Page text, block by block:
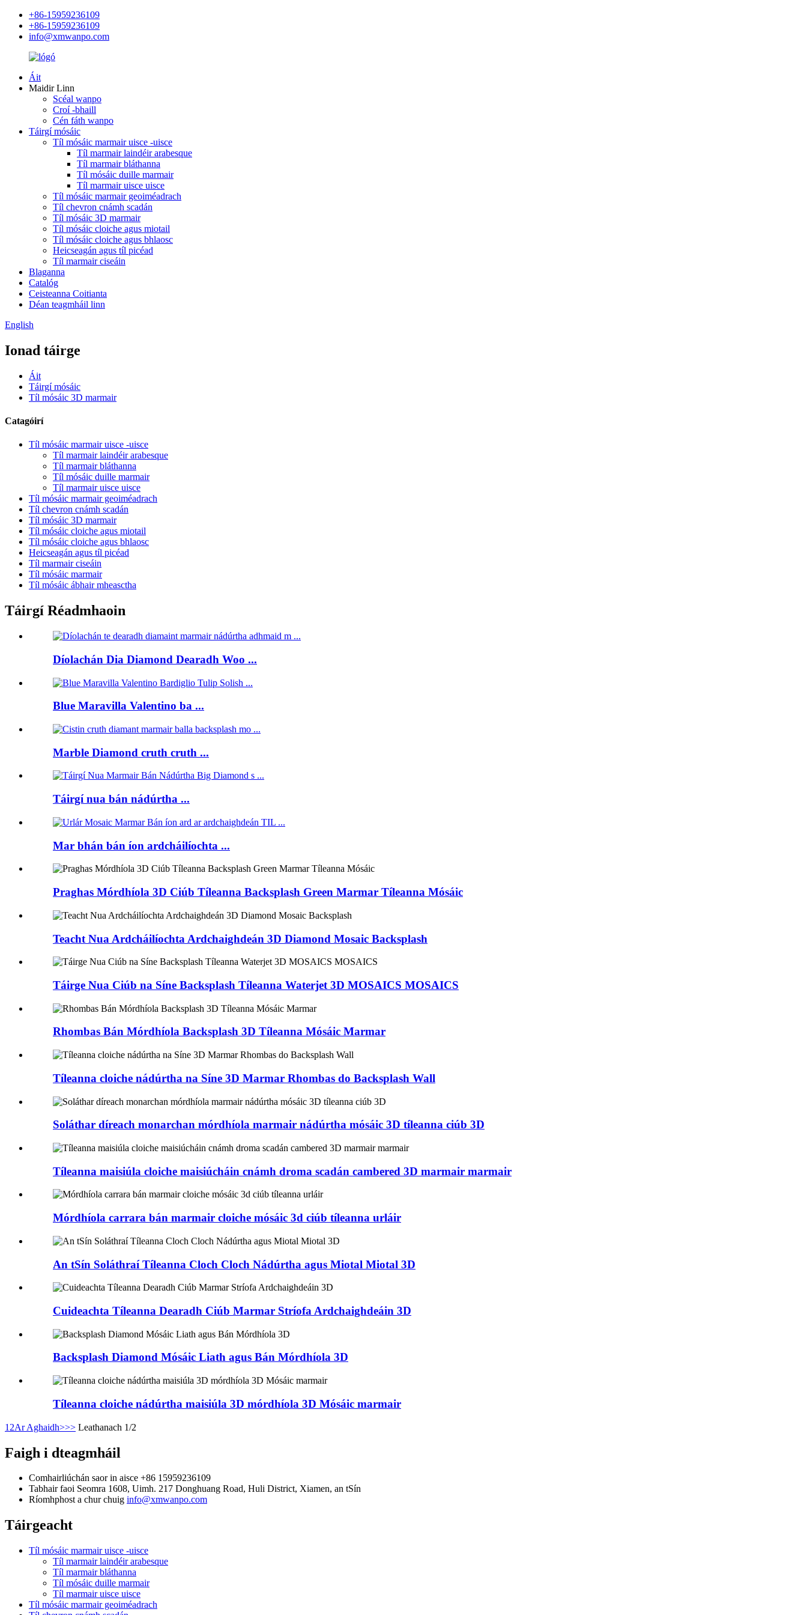
+86-15959236109
+86-15959236109
info@xmwanpo.com
Áit
Maidir Linn
Scéal wanpo
Croí -bhaill
Cén fáth wanpo
Táirgí mósáic
Tíl mósáic marmair uisce -uisce
Tíl marmair laindéir arabesque
Tíl marmair bláthanna
Tíl mósáic duille marmair
Tíl marmair uisce uisce
Tíl mósáic marmair geoiméadrach
Tíl chevron cnámh scadán
Tíl mósáic 3D marmair
Tíl mósáic cloiche agus miotail
Tíl mósáic cloiche agus bhlaosc
Heicseagán agus tíl picéad
Tíl marmair ciseáin
Blaganna
Catalóg
Ceisteanna Coitianta
Déan teagmháil linn
English
Ionad táirge
Áit
Táirgí mósáic
Tíl mósáic 3D marmair
Catagóirí
Tíl mósáic marmair uisce -uisce
Tíl marmair laindéir arabesque
Tíl marmair bláthanna
Tíl mósáic duille marmair
Tíl marmair uisce uisce
Tíl mósáic marmair geoiméadrach
Tíl chevron cnámh scadán
Tíl mósáic 3D marmair
Tíl mósáic cloiche agus miotail
Tíl mósáic cloiche agus bhlaosc
Heicseagán agus tíl picéad
Tíl marmair ciseáin
Tíl mósáic marmair
Tíl mósáic ábhair mheasctha
Táirgí Réadmhaoin
Díolachán Dia Diamond Dearadh Woo ...
Blue Maravilla Valentino ba ...
Marble Diamond cruth cruth ...
Táirgí nua bán nádúrtha ...
Mar bhán bán íon ardcháilíochta ...
Praghas Mórdhíola 3D Ciúb Tíleanna Backsplash Green Marmar Tíleanna Mósáic
Teacht Nua Ardcháilíochta Ardchaighdeán 3D Diamond Mosaic Backsplash
Táirge Nua Ciúb na Síne Backsplash Tíleanna Waterjet 3D MOSAICS MOSAICS
Rhombas Bán Mórdhíola Backsplash 3D Tíleanna Mósáic Marmar
Tíleanna cloiche nádúrtha na Síne 3D Marmar Rhombas do Backsplash Wall
Soláthar díreach monarchan mórdhíola marmair nádúrtha mósáic 3D tíleanna ciúb 3D
Tíleanna maisiúla cloiche maisiúcháin cnámh droma scadán cambered 3D marmair marmair
Mórdhíola carrara bán marmair cloiche mósáic 3d ciúb tíleanna urláir
An tSín Soláthraí Tíleanna Cloch Cloch Nádúrtha agus Miotal Miotal 3D
Cuideachta Tíleanna Dearadh Ciúb Marmar Stríofa Ardchaighdeáin 3D
Backsplash Diamond Mósáic Liath agus Bán Mórdhíola 3D
Tíleanna cloiche nádúrtha maisiúla 3D mórdhíola 3D Mósáic marmair
1 2Ar Aghaidh>>> Leathanach 1/2
Faigh i dteagmháil
Comhairliúchán saor in aisce +86 15959236109
Tabhair faoi Seomra 1608, Uimh. 217 Donghuang Road, Huli District, Xiamen, an tSín
Ríomhphost a chur chuig info@xmwanpo.com
Táirgeacht
Tíl mósáic marmair uisce -uisce
Tíl marmair laindéir arabesque
Tíl marmair bláthanna
Tíl mósáic duille marmair
Tíl marmair uisce uisce
Tíl mósáic marmair geoiméadrach